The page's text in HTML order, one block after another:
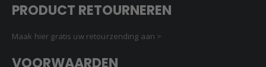
PRODUCT RETOURNEREN
Maak hier gratis uw retourzending aan >
VOORWAARDEN